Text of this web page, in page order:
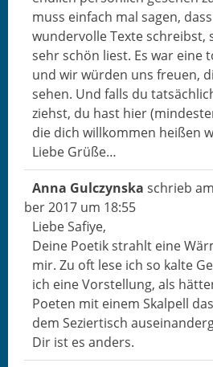
muss ein­fach mal sagen,
wun­der­volle Texte schreib­st,
sehr schön liest. Es war eine
und wir wür­den uns freuen,
sehen. Und falls du
ziehst, du hast hier
die dich willkom­men heißen
Liebe Grüße…
Anna Gul­czyn­s­ka schrieb am
ber 2017 um 18:55
Liebe Safiye,
Deine Poet­ik strahlt eine
mir. Zu oft lese ich so kalte
ich eine Vorstel­lung, als
Poet­en mit einem Skalpell
dem Sezier­tisch
Dir ist es anders.